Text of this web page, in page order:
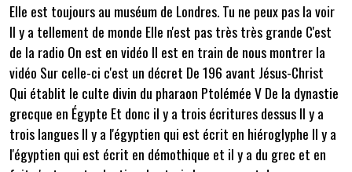
Elle est toujours au muséum de Londres. Tu ne peux pas la voir
Il y a tellement de monde Elle n'est pas très très grande C'est
de la radio On est en vidéo Il est en train de nous montrer la
vidéo Sur celle-ci c'est un décret De 196 avant Jésus-Christ
Qui établit le culte divin du pharaon Ptolémée V De la dynastie
grecque en Égypte Et donc il y a trois écritures dessus Il y a
trois langues Il y a l'égyptien qui est écrit en hiéroglyphe Il y a
l'égyptien qui est écrit en démothique et il y a du grec et en